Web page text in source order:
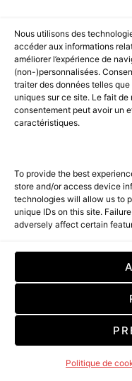
Nous utilisons des
accéder aux informations
améliorer l’expérience de
(non-)personnalisées.
traiter des données telles
uniques sur ce site. Le fait
consentement peut avoir un
caractéristiques.
To provide the best
store and/or access device
technologies will allow us to
unique IDs on this site.
adversely affect certain
Politique de
AMILCAR CANADA
MAGAZINE –
AMILCAR LATINO
SWITZERLAND
MAGAZINE GROUP